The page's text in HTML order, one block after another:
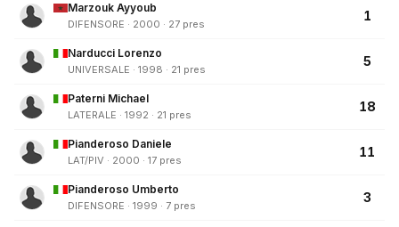
Marzouk Ayyoub
DIFENSORE · 2000 · 27 pres
1
Narducci Lorenzo
UNIVERSALE · 1998 · 21 pres
5
Paterni Michael
LATERALE · 1992 · 21 pres
18
Pianderoso Daniele
LAT/PIV · 2000 · 17 pres
11
Pianderoso Umberto
DIFENSORE · 1999 · 7 pres
3